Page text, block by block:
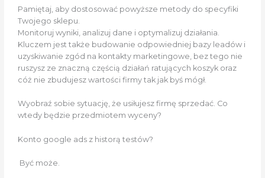
Pamiętaj, aby dostosować powyższe metody do specyfiki
Twojego sklepu.
Monitoruj wyniki, analizuj dane i optymalizuj działania.
Kluczem jest także budowanie odpowiedniej bazy leadów i
uzyskiwanie zgód na kontakty marketingowe, bez tego nie
ruszysz ze znaczną częścią działań ratujących koszyk oraz
cóż nie zbudujesz wartości firmy tak jak byś mógł.
Wyobraź sobie sytuację, że usiłujesz firmę sprzedać. Co
wtedy będzie przedmiotem wyceny?
Konto google ads z historą testów?
Być może.